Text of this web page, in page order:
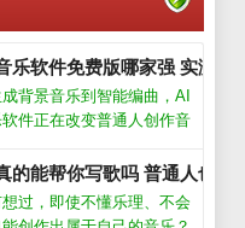
乐软件免费版哪家强 实测推
背景音乐到智能编曲，AI
件正在改变普通人创作音
者还是音乐爱好者，这些工
快速产出免版税的原创配
市面上层出不穷的软件，
的能帮你写歌吗 普通人也能
过，即使不懂乐理、不会